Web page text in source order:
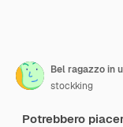
stockking
Potrebbero